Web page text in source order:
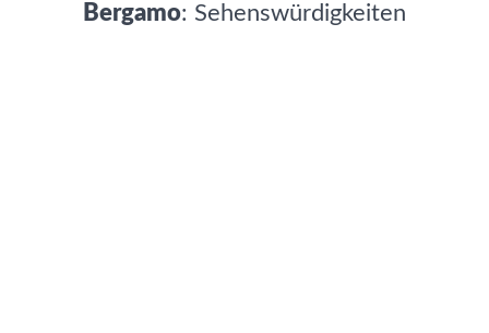
Bergamo: Sehenswürdigkeiten